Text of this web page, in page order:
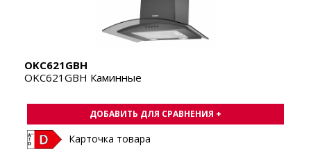
OKC621GBH
OKC621GBH Каминные
ДОБАВИТЬ ДЛЯ СРАВНЕНИЯ +
Карточка товара